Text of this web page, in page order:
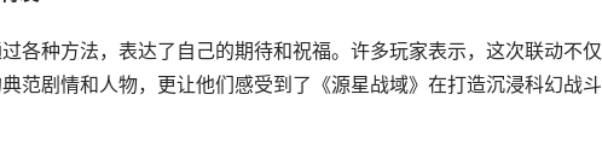
各种方法，表达了自己的期待和祝福。许多玩家表示，这次联动不
范剧情和人物，更让他们感受到了《源星战域》在打造沉浸科幻战